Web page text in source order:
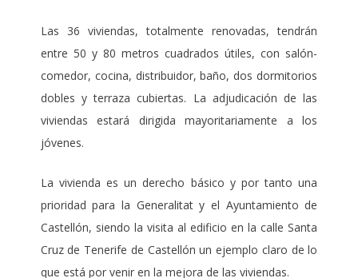
Las 36 viviendas, totalmente renovadas, tendrán
entre 50 y 80 metros cuadrados útiles, con salón-
comedor, cocina, distribuidor, baño, dos dormitorios
dobles y terraza cubiertas. La adjudicación de las
viviendas estará dirigida mayoritariamente a los
jóvenes.
La vivienda es un derecho básico y por tanto una
prioridad para la Generalitat y el Ayuntamiento de
Castellón, siendo la visita al edificio en la calle Santa
Cruz de Tenerife de Castellón un ejemplo claro de lo
que está por venir en la mejora de las viviendas.